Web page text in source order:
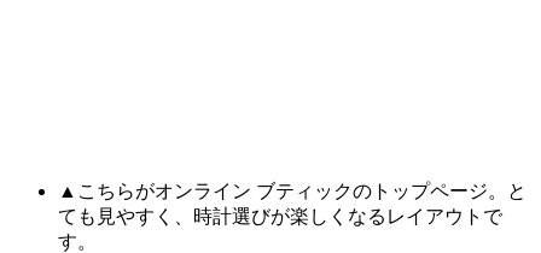
▲こちらがオンライン ブティックのトップページ。と
ても見やすく、時計選びが楽しくなるレイアウトで
す。